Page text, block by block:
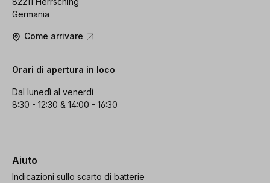
Germania
Come arrivare
Orari di apertura in loco
Dal lunedì al venerdì
8:30 - 12:30 & 14:00 - 16:30
Aiuto
Indicazioni sullo scarto di batterie